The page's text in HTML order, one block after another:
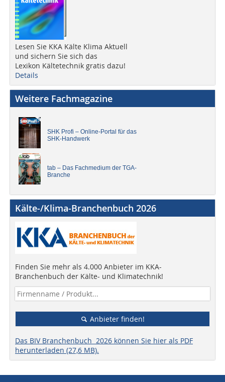
Lesen Sie KKA Kälte Klima Aktuell
und sichern Sie sich das
Lexikon Kältetechnik gratis dazu!
Details
Weitere Fachmagazine
SHK Profi – Online-Portal für das
SHK-Handwerk
tab – Das Fachmedium der TGA-
Branche
Kälte-/Klima-Branchenbuch 2026
Finden Sie mehr als 4.000 Anbieter im KKA-
Branchenbuch der Kälte- und Klimatechnik!
Anbieter finden!
Das BIV Branchenbuch 2026 können Sie hier als PDF
herunterladen (27,6 MB).